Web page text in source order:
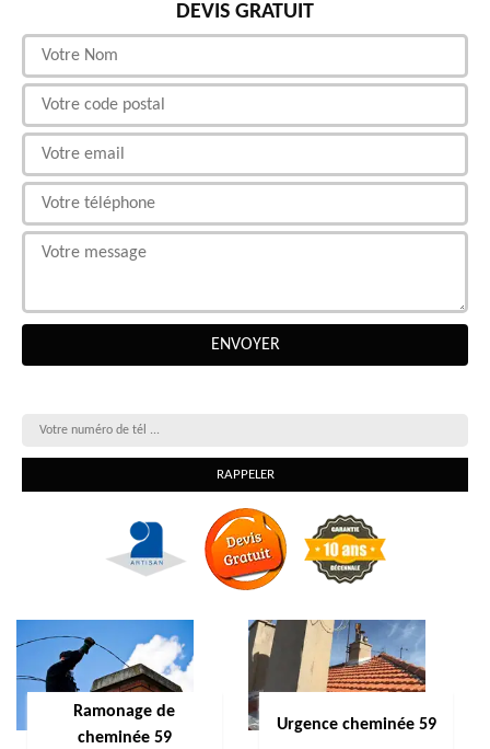
DEVIS GRATUIT
Ramonage de
cheminée 59
Urgence cheminée 59